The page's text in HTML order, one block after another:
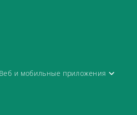
Веб и мобильные приложения